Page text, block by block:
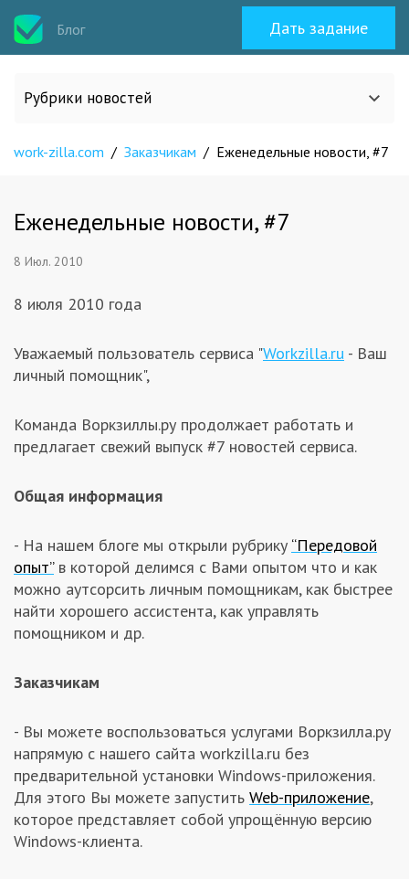
Блог Дать задание
Рубрики новостей
Все статьи
Кейсы
Исполнителям
Заказчикам
Полезное
Гости
work-zilla.com / Заказчикам / Еженедельные новости, #7
Еженедельные новости, #7
8 Июл. 2010
8 июля 2010 года
Уважаемый пользователь сервиса "Workzilla.ru - Ваш
личный помощник",
Команда Воркзиллы.ру продолжает работать и
предлагает свежий выпуск #7 новостей сервиса.
Общая информация
- На нашем блоге мы открыли рубрику “Передовой
опыт”в которой делимся с Вами опытом что и как
можно аутсорсить личным помощникам, как быстрее
найти хорошего ассистента, как управлять
помощником и др.
Заказчикам
- Вы можете воспользоваться услугами Воркзилла.ру
напрямую с нашего сайта workzilla.ru без
предварительной установки Windows-приложения.
Для этого Вы можете запустить Web-приложение,
которое представляет собой упрощённую версию
Windows-клиента.